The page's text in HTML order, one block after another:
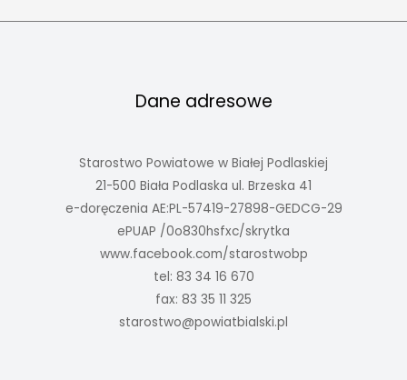
Dane adresowe
Starostwo Powiatowe w Białej Podlaskiej
21-500 Biała Podlaska ul. Brzeska 41
e-doręczenia AE:PL-57419-27898-GEDCG-29
ePUAP /0o830hsfxc/skrytka
www.facebook.com/starostwobp
tel: 83 34 16 670
fax: 83 35 11 325
starostwo@powiatbialski.pl